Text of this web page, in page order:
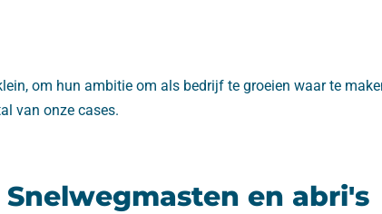
om hun ambitie om als bedrijf te groeien waar te
van onze cases.
en abri's